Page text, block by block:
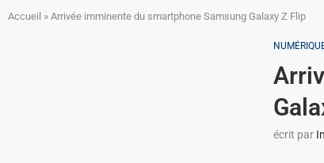
Accueil » Arrivée imminente du smartphone Samsung Galaxy Z Flip
écrit par